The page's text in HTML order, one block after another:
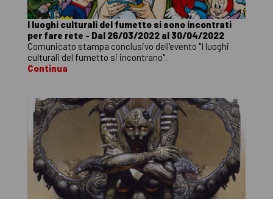
I luoghi culturali del fumetto si sono incontrati
per fare rete - Dal 26/03/2022 al 30/04/2022
Comunicato stampa conclusivo dell'evento "I luoghi
culturali del fumetto si incontrano".
Continua